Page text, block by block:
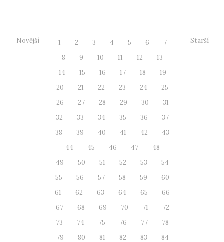
Novější 1 2 3 4 5 6
7
8
9 10 11 12
13
14
15 16 17 18
19
20
21 22 23 24
25
26
27 28 29 30
31
32
33 34 35 36
37
38
39 40 41 42
43
44
45 46 47
48
49
50 51 52 53
54
55
56 57 58 59
60
61
62 63 64 65
66
67
68 69 70 71
72
73
74 75 76 77
78
79
80 81 82 83
84
Starší